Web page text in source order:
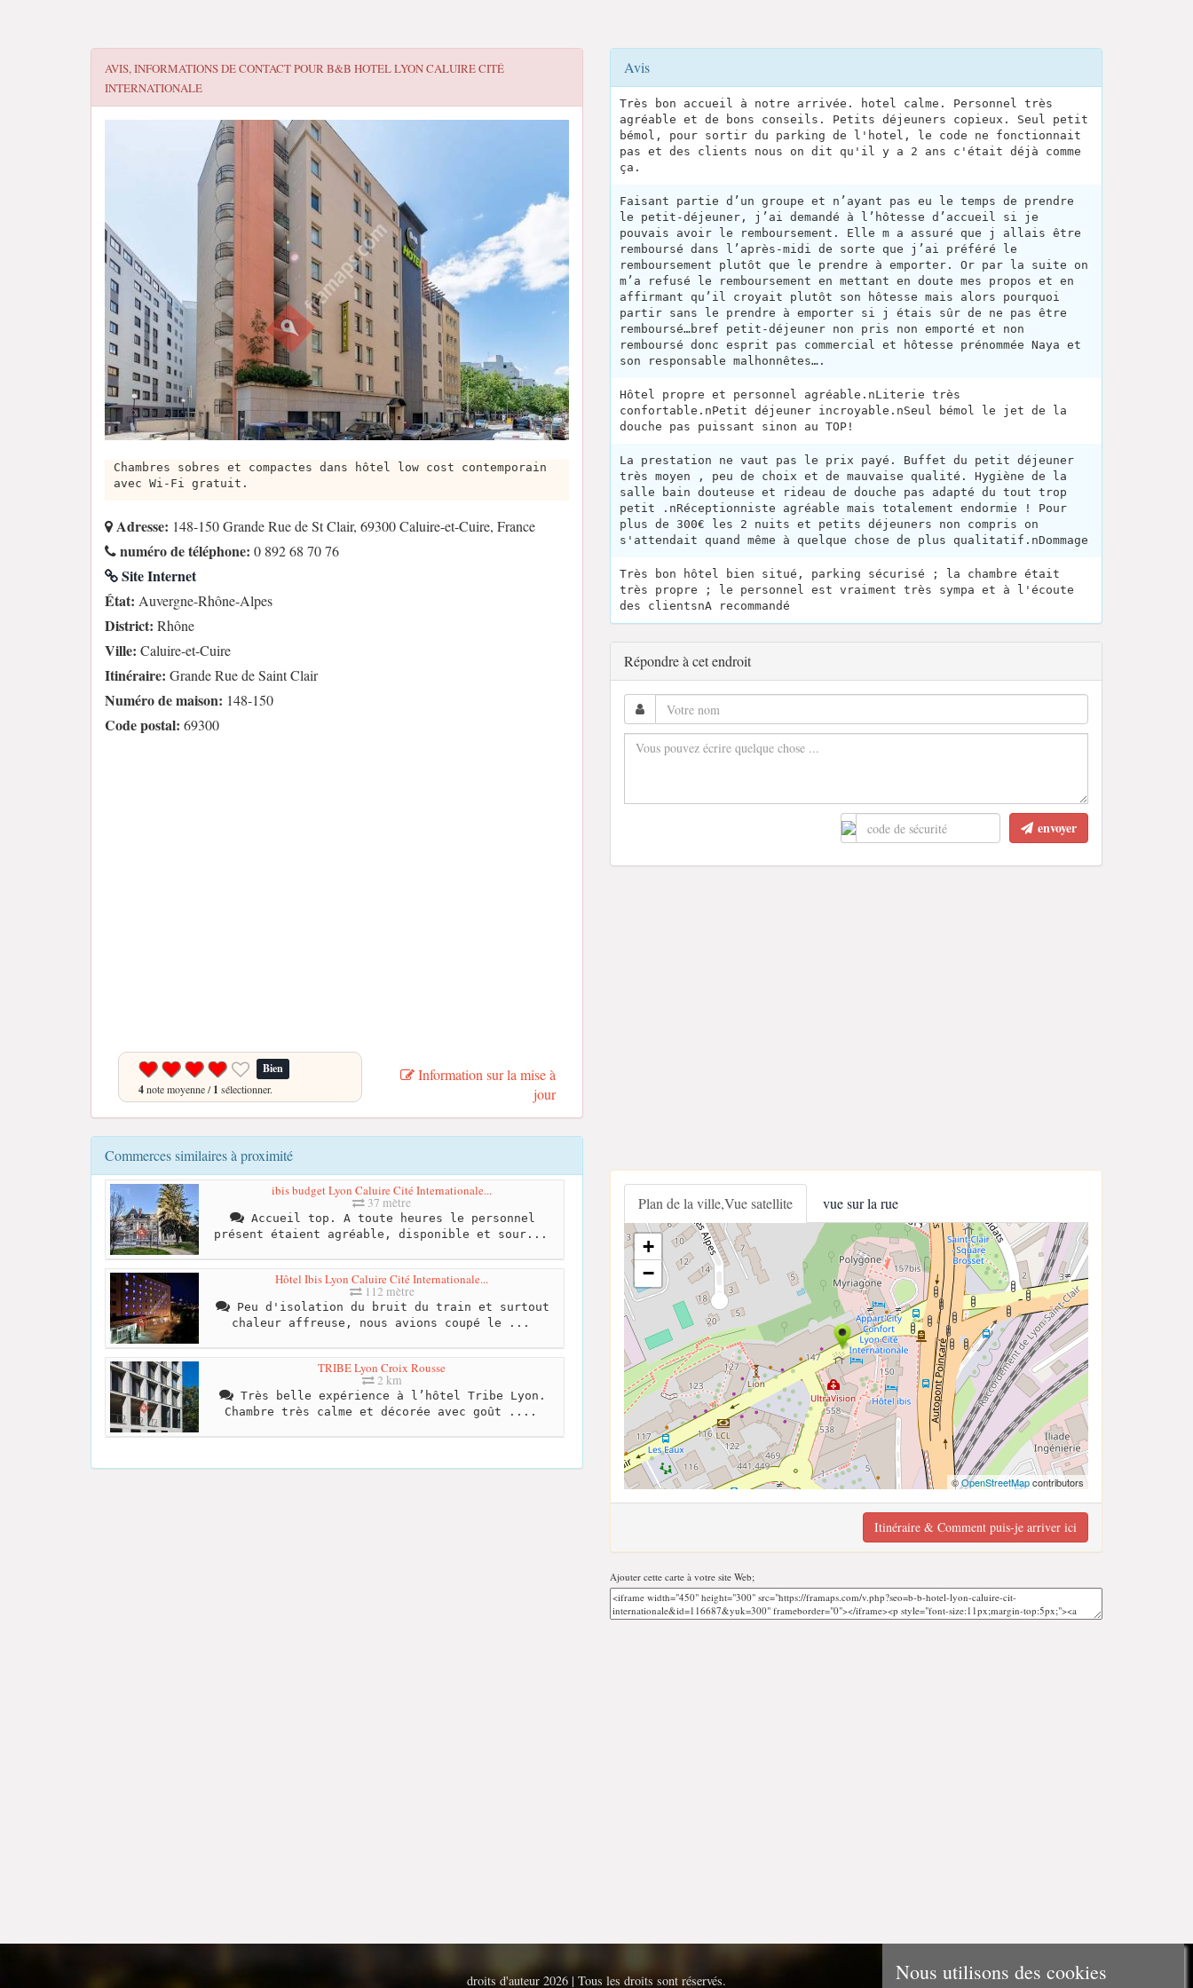
AVIS, INFORMATIONS DE CONTACT POURB&B HOTEL LYON CALUIRE CITÉ
INTERNATIONALE
Chambres sobres et compactes dans hôtel low cost contemporain
avec Wi-Fi gratuit.
Adresse: 148-150 Grande Rue de St Clair, 69300 Caluire-et-Cuire, France
numéro de téléphone: 0 892 68 70 76
Site Internet
État: Auvergne-Rhône-Alpes
District: Rhône
Ville: Caluire-et-Cuire
Itinéraire: Grande Rue de Saint Clair
Numéro de maison: 148-150
Code postal: 69300
Bien
4note moyenne /1 sélectionner.
Information sur la mise à
jour
Commerces similaires à proximité
ibis budget Lyon Caluire Cité Internationale...
37 mètre
Accueil top. A toute heures le personnel
présent étaient agréable, disponible et sour...
Hôtel Ibis Lyon Caluire Cité Internationale...
112 mètre
Peu d'isolation du bruit du train et surtout
chaleur affreuse, nous avions coupé le ...
TRIBE Lyon Croix Rousse
2 km
Très belle expérience à l’hôtel Tribe Lyon.
Chambre très calme et décorée avec goût ....
Avis
Très bon accueil à notre arrivée. hotel calme. Personnel très
agréable et de bons conseils. Petits déjeuners copieux. Seul petit
bémol, pour sortir du parking de l'hotel, le code ne fonctionnait
pas et des clients nous on dit qu'il y a 2 ans c'était déjà comme
ça.
Faisant partie d’un groupe et n’ayant pas eu le temps de prendre
le petit-déjeuner, j’ai demandé à l’hôtesse d’accueil si je
pouvais avoir le remboursement. Elle m a assuré que j allais être
remboursé dans l’après-midi de sorte que j’ai préféré le
remboursement plutôt que le prendre à emporter. Or par la suite on
m’a refusé le remboursement en mettant en doute mes propos et en
affirmant qu’il croyait plutôt son hôtesse mais alors pourquoi
partir sans le prendre à emporter si j étais sûr de ne pas être
remboursé…bref petit-déjeuner non pris non emporté et non
remboursé donc esprit pas commercial et hôtesse prénommée Naya et
son responsable malhonnêtes….
Hôtel propre et personnel agréable.nLiterie très
confortable.nPetit déjeuner incroyable.nSeul bémol le jet de la
douche pas puissant sinon au TOP!
La prestation ne vaut pas le prix payé. Buffet du petit déjeuner
très moyen , peu de choix et de mauvaise qualité. Hygiène de la
salle bain douteuse et rideau de douche pas adapté du tout trop
petit .nRéceptionniste agréable mais totalement endormie ! Pour
plus de 300€ les 2 nuits et petits déjeuners non compris on
s'attendait quand même à quelque chose de plus qualitatif.nDommage
Très bon hôtel bien situé, parking sécurisé ; la chambre était
très propre ; le personnel est vraiment très sympa et à l'écoute
des clientsnA recommandé
Répondre à cet endroit
envoyer
Plan de la ville,Vue satellite vue sur la rue
+
−
©OpenStreetMapcontributors
Itinéraire & Comment puis-je arriver ici
Ajouter cette carte à votre site Web;
droits d'auteur 2026 | Tous les droits sont réservés. Nous utilisons des cookies